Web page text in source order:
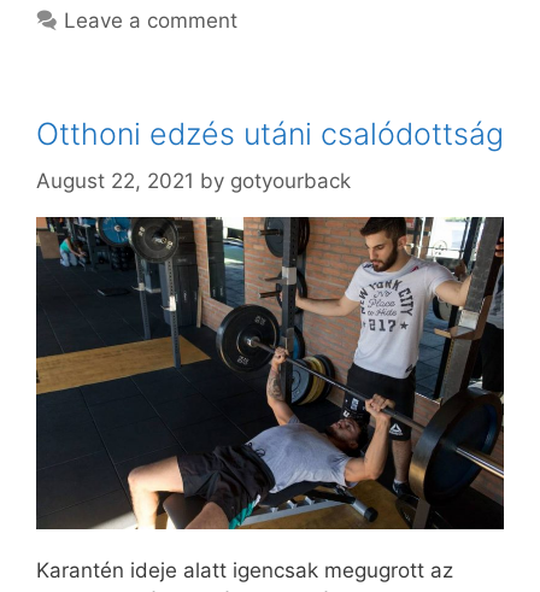
Leave a comment
Otthoni edzés utáni csalódottság
August 22, 2021 by gotyourback
Karantén ideje alatt igencsak megugrott az